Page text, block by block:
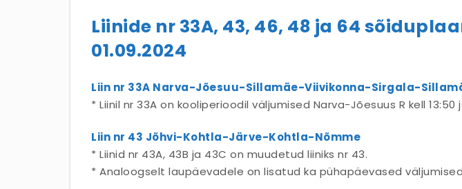
Liinide nr 33A, 43, 46, 48 ja 64
01.09.2024
Liin nr 33A Narva-Jõesuu-Sillamäe-Viivikonna-Sirgala-
* Liinil nr 33A on kooliperioodil väljumised Narva-Jõesuus R kell 13:50
Liin nr 43 Jõhvi-Kohtla-Järve-Kohtla-Nõmme
* Liinid nr 43A, 43B ja 43C on muudetud liiniks nr 43.
* Analoogselt laupäevadele on lisatud ka pühapäevased